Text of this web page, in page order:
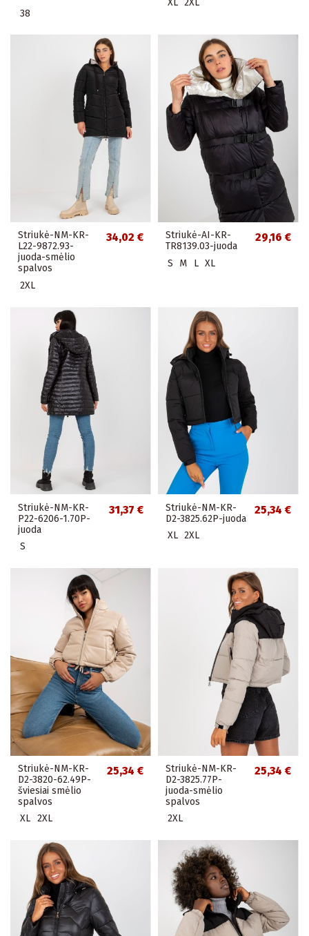
38
Striukė-NM-KR-
L22-9872.93-
juoda-smėlio
spalvos
34,02 €
2XL
Striukė-AI-KR-
TR8139.03-juoda
29,16 €
S M L XL
Striukė-NM-KR-
P22-6206-1.70P-
juoda
31,37 €
S
Striukė-NM-KR-
D2-3825.62P-juoda
25,34 €
XL 2XL
Striukė-NM-KR-
D2-3820-62.49P-
šviesiai smėlio
spalvos
25,34 €
XL 2XL
Striukė-NM-KR-
D2-3825.77P-
juoda-smėlio
spalvos
25,34 €
2XL